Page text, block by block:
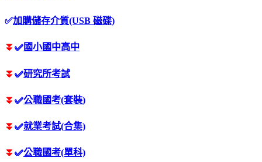
✅加購儲存介質(USB 磁碟)
⏬ ✅國小國中高中
⏬ ✅研究所考試
⏬ ✅公職國考(套裝)
⏬ ✅就業考試(合集)
⏬ ✅公職國考(單科)